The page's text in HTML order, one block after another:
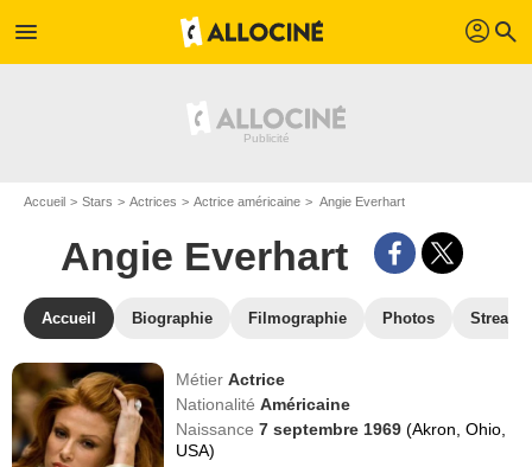
menu profil search
Accueil Stars Actrices Actrice américaine Angie Everhart
Angie Everhart
Accueil Biographie Filmographie Photos
MétierActrice
NationalitéAméricaine
Naissance7 septembre 1969(Akron, Ohio,
USA)